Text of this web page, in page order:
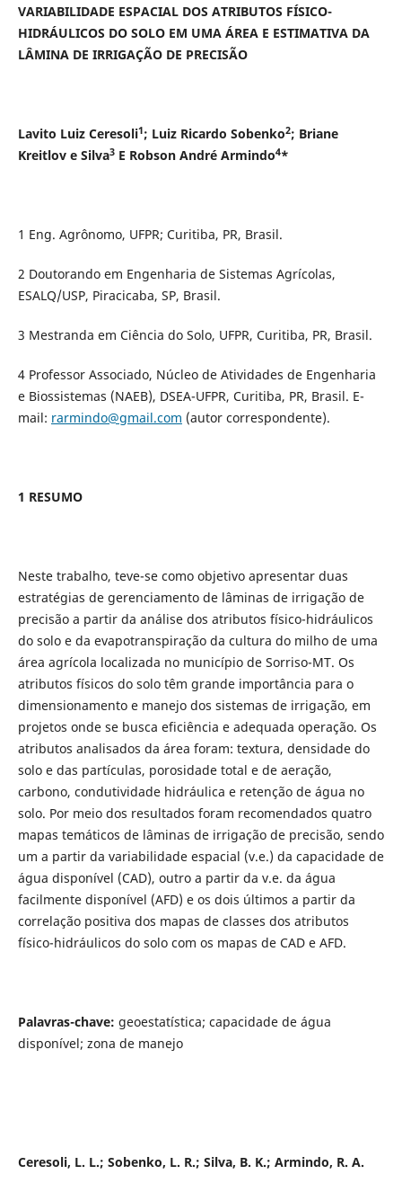
VARIABILIDADE ESPACIAL DOS ATRIBUTOS FÍSICO-
HIDRÁULICOS DO SOLO EM UMA ÁREA E ESTIMATIVA DA
LÂMINA DE IRRIGAÇÃO DE PRECISÃO
Lavito Luiz Ceresoli1; Luiz Ricardo Sobenko2; Briane
Kreitlov e Silva3E Robson André Armindo4*
1 Eng. Agrônomo, UFPR; Curitiba, PR, Brasil.
2 Doutorando em Engenharia de Sistemas Agrícolas,
ESALQ/USP, Piracicaba, SP, Brasil.
3 Mestranda em Ciência do Solo, UFPR, Curitiba, PR, Brasil.
4 Professor Associado, Núcleo de Atividades de Engenharia
e Biossistemas (NAEB), DSEA-UFPR, Curitiba, PR, Brasil. E-
mail: rarmindo@gmail.com (autor correspondente).
1 RESUMO
Neste trabalho, teve-se como objetivo apresentar duas
estratégias de gerenciamento de lâminas de irrigação de
precisão a partir da análise dos atributos físico-hidráulicos
do solo e da evapotranspiração da cultura do milho de uma
área agrícola localizada no município de Sorriso-MT. Os
atributos físicos do solo têm grande importância para o
dimensionamento e manejo dos sistemas de irrigação, em
projetos onde se busca eficiência e adequada operação. Os
atributos analisados da área foram: textura, densidade do
solo e das partículas, porosidade total e de aeração,
carbono, condutividade hidráulica e retenção de água no
solo. Por meio dos resultados foram recomendados quatro
mapas temáticos de lâminas de irrigação de precisão, sendo
um a partir da variabilidade espacial (v.e.) da capacidade de
água disponível (CAD), outro a partir da v.e. da água
facilmente disponível (AFD) e os dois últimos a partir da
correlação positiva dos mapas de classes dos atributos
físico-hidráulicos do solo com os mapas de CAD e AFD.
Palavras-chave: geoestatística; capacidade de água
disponível; zona de manejo
Ceresoli, L. L.; Sobenko, L. R.; Silva, B. K.; Armindo, R. A.